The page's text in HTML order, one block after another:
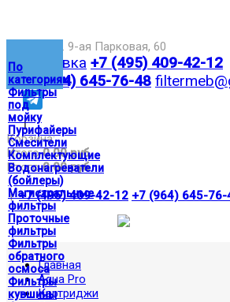
По
категориям
Фильтры
под
мойку
Пурифайеры
Смесители
Комплектующие
Водонагреватели
(бойлеры)
Магистральные
фильтры
Проточные
фильтры
Фильтры
обратного
осмоса
Фильтры
кувшины
Москва,ул. 9-ая Парковая, 60
Доставка +7 (495) 409-42-12
+7 (964) 645-76-48
|
Корзина:
Итого0.00 руб
Итого0.00 руб
| +7 (495) 409-42-12 +7 (964) 645-76-
Главная
Aqua Pro
Картриджи